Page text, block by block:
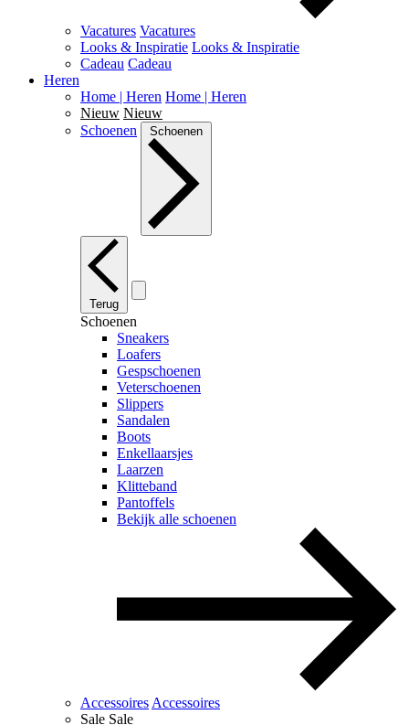
Vacatures Vacatures
Looks & Inspiratie Looks & Inspiratie
Cadeau Cadeau
Heren
Home | Heren Home | Heren
Nieuw Nieuw
Schoenen
Schoenen
Terug
Schoenen
Sneakers
Loafers
Gespschoenen
Veterschoenen
Slippers
Sandalen
Boots
Enkellaarsjes
Laarzen
Klitteband
Pantoffels
Bekijk alle schoenen
Accessoires Accessoires
Sale Sale